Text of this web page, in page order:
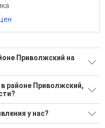
Приволжский на
в районе
районе Приволжский,
цена: 1 500
у нас?